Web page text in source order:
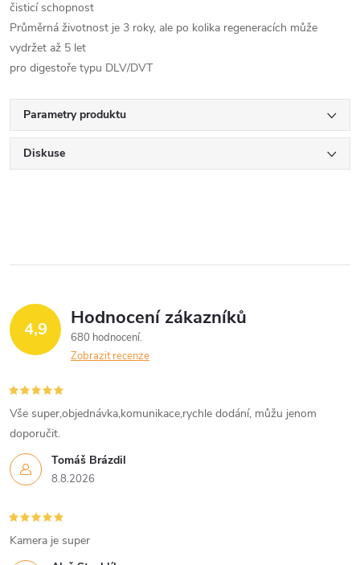
čisticí schopnost
Průměrná životnost je 3 roky, ale po kolika regeneracích může
vydržet až 5 let
pro digestoře typu DLV/DVT
Parametry produktu
Diskuse
4,9 Hodnocení zákazníků
680 hodnocení
Zobrazit recenze
Tomáš Brázdil
8.8.2026
Vše super,objednávka,komunikace,rychle dodání, můžu jenom
doporučit.
Kamera je super